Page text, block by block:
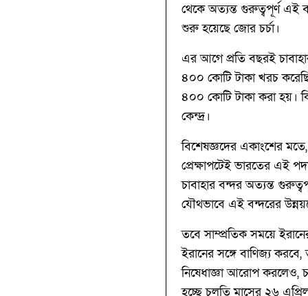
থেকে অত্যন্ত গুরুত্বপূর্ণ এই
শুরু হয়েছে জোর চর্চা।
এর আগে প্রতি বছরই
৪০০ কোটি টাকা খরচ
৪০০ কোটি টাকা করা হয়।
কেন্দ্র।
বিশেষজ্ঞদের একাংশের
প্রেক্ষাপটেই ভারতের এই
চাবাহার বন্দর অত্যন্ত
যৌথভাবে এই বন্দরের
তবে সাম্প্রতিক সময়ে
ইরানের সঙ্গে বাণিজ্য
নিষেধাজ্ঞা আরোপ করলেও,
হচ্ছে চলতি মাসের ২৬